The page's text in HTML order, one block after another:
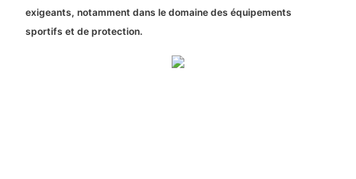
exigeants, notamment dans le domaine des équipements
sportifs et de protection.